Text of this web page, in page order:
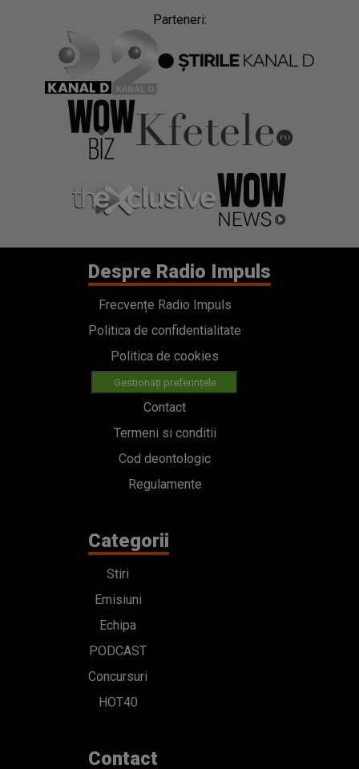
Parteneri:
Despre Radio Impuls
Frecvențe Radio Impuls
Politica de confidentialitate
Politica de cookies
Gestionați preferințele
Contact
Termeni si conditii
Cod deontologic
Regulamente
Categorii
Stiri
Emisiuni
Echipa
PODCAST
Concursuri
HOT40
Contact